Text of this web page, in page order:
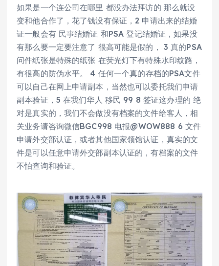
如果是一个连公司在哪里 都没办法拜访的 那么就没
变和他合作了，花了钱没有保证，2 申请出来的结婚
证一般会有 民事结婚证 和PSA 登记结婚证，如果没
有那么要一定要注意了 很高可能是假的， 3 真的PSA
问件纸张是特殊的纸张 在荧光灯下有特殊水印纹路，
有很高的防伪水平。 4 任何一个真的存档的PSA文件
可以自己在网上申请副本，当然也可以委托我们申请
副本验证，5 在我们华人 移民 99 8 签证这办理的 绝
对是真实的，我们不会做没有档案的文件给客人，相
关业务请咨询微信BGC998 电报@WOW888 6 文件
申请外交部认证，或者其他国家领馆认证，真实的文
件是可以任意申请外交部副本认证的，有档案的文件
不怕查询和验证。